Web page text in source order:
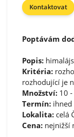
Kontaktovat
Poptávám
Popis:
Kritéria:
rozhodující je
Množství: 10
Termín: ihned
Lokalita: celá
Cena: nejnižší